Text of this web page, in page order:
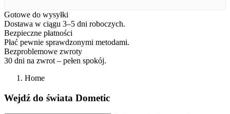
Gotowe do wysyłki
Dostawa w ciągu 3–5 dni roboczych.
Bezpieczne płatności
Płać pewnie sprawdzonymi metodami.
Bezproblemowe zwroty
30 dni na zwrot – pełen spokój.
Home
Wejdź do świata Dometic